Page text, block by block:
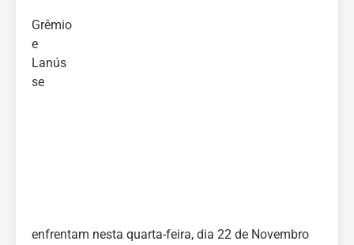
Grêmio
e
Lanús
se
enfrentam nesta quarta-feira, dia 22 de Novembro